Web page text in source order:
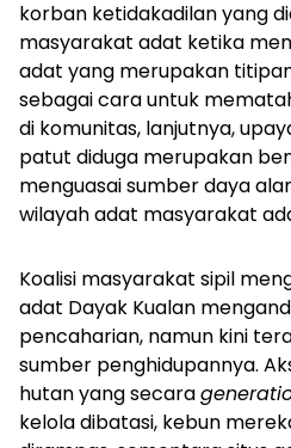
korban ketidakadilan yang
masyarakat adat ketika
adat yang merupakan
sebagai cara untuk
di komunitas, lanjutnya,
patut diduga merupakan
menguasai sumber daya
wilayah adat masyarakat
Koalisi masyarakat sipil
adat Dayak Kualan
pencaharian, namun kini
sumber penghidupannya.
hutan yang secara
kelola dibatasi, kebun